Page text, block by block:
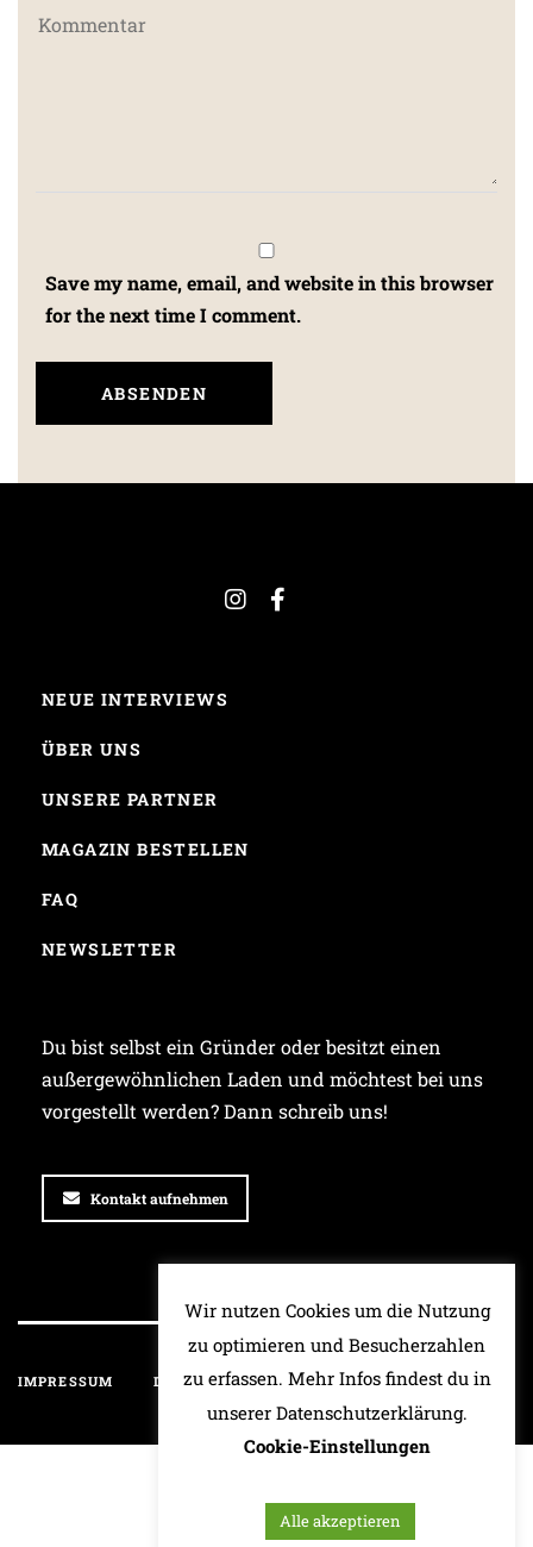
Save my name, email, and website in this browser
for the next time I comment.
NEUE INTERVIEWS
ÜBER UNS
UNSERE PARTNER
MAGAZIN BESTELLEN
FAQ
NEWSLETTER
Du bist selbst ein Gründer oder besitzt einen
außergewöhnlichen Laden und möchtest bei uns
vorgestellt werden? Dann schreib uns!
Kontakt aufnehmen
IMPRESSUM DATENSCHUTZ HAFTUNGSAUSSCHLUSS
Wir nutzen Cookies um die Nutzung
zu optimieren und Besucherzahlen
zu erfassen. Mehr Infos findest du in
unserer Datenschutzerklärung.
Cookie-Einstellungen
Alle akzeptieren